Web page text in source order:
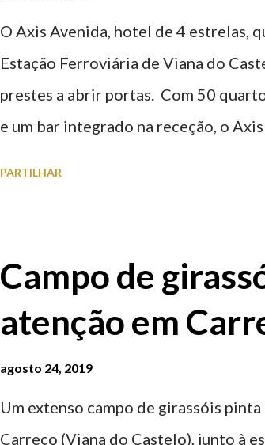
O Axis Avenida, hotel de 4 estrelas,
Estação Ferroviária de Viana do
prestes a abrir portas. Com 50
e um bar integrado na receção, o
PARTILHAR
Campo de
atenção em
agosto 24, 2019
Um extenso campo de girassóis
Carreço (Viana do Castelo), junto à